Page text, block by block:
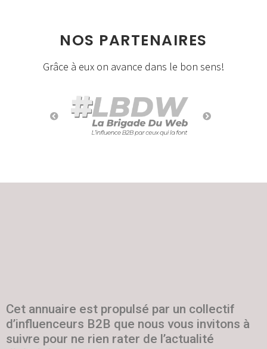
NOS PARTENAIRES
Grâce à eux on avance dans le bon sens!
Cet annuaire est propulsé par un collectif
d’influenceurs B2B que nous vous invitons à
suivre pour ne rien rater de l’actualité